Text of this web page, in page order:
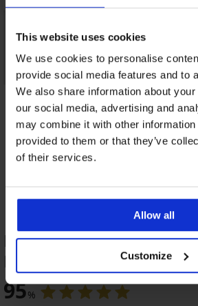
This website uses cookies
We use cookies to personalise
provide social media features and to
We also share information about
our social media, advertising and
may combine it with other information
provided to them or that they’ve
of their services.
Allow all
Customize
4,7
-20% BRA20
Carmen Basic bélelt melltartó
15 490 Ft
12 400 Ft
Michaela bélelt melltartó
ÉRTÉKELÉSE
95%